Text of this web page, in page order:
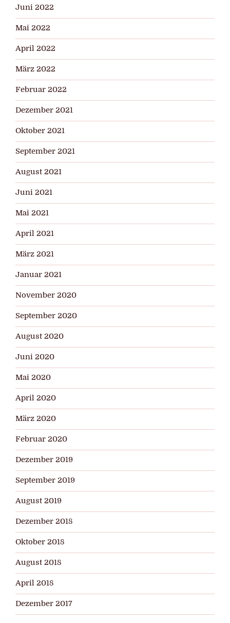
Juni 2022
Mai 2022
April 2022
März 2022
Februar 2022
Dezember 2021
Oktober 2021
September 2021
August 2021
Juni 2021
Mai 2021
April 2021
März 2021
Januar 2021
November 2020
September 2020
August 2020
Juni 2020
Mai 2020
April 2020
März 2020
Februar 2020
Dezember 2019
September 2019
August 2019
Dezember 2018
Oktober 2018
August 2018
April 2018
Dezember 2017